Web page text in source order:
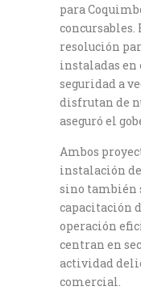
para
resolución
instaladas en
seguridad a
disfrutan de
aseguró el
Ambos
instalación
sino también
capacitación
operación
centran en
actividad
comercial.